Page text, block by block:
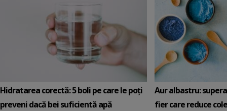
Hidratarea corectă: 5 boli pe care le poți
preveni dacă bei suficientă apă
Aur albastru:
fier care reduce